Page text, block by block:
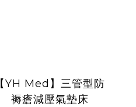
【YH Med】三管型防
褥瘡減壓氣墊床